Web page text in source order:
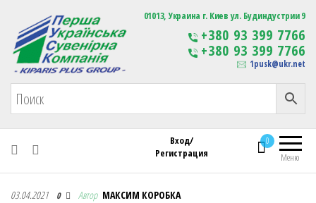
Первая Украинская Сувенирная Компания Изготовление
сувенирной продукции
с логотипом
01013, Украина г. Киев ул. Будиндустрии 9
+380 93 399 7766
+380 93 399 7766
1pusk@ukr.net
Меню
0
Вход/
Регистрация
Первая Украинская Сувенирная Компания
03.04.2021 0 Автор МАКСИМ КОРОБКА